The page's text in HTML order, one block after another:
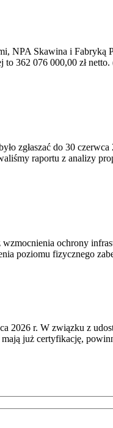
NPA Skawina i
362 076 000,00 zł
zgłaszać do 30 czerwca
raportu z analizy
ochrony
poziomu fizycznego
2026 r. W związku z
już certyfikację,